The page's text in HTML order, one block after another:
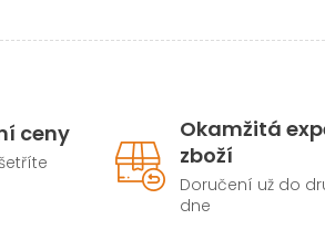
ceny
Okamžitá
zboží
Doručení už do
dne